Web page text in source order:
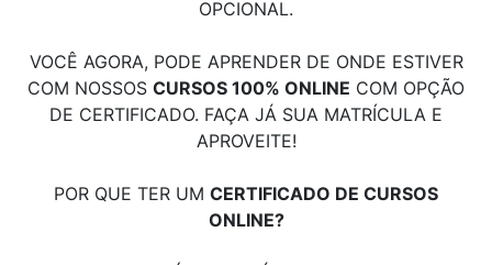
OPCIONAL.
VOCÊ AGORA, PODE APRENDER DE ONDE ESTIVER
COM NOSSOS CURSOS 100% ONLINE COM OPÇÃO
DE CERTIFICADO. FAÇA JÁ SUA MATRÍCULA E
APROVEITE!
POR QUE TER UM CERTIFICADO DE CURSOS
ONLINE?